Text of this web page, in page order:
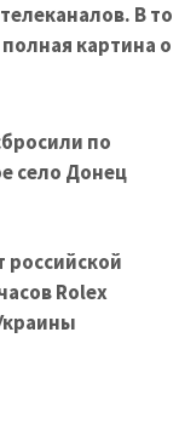
В то
картина о
по
село Донец
Rolex